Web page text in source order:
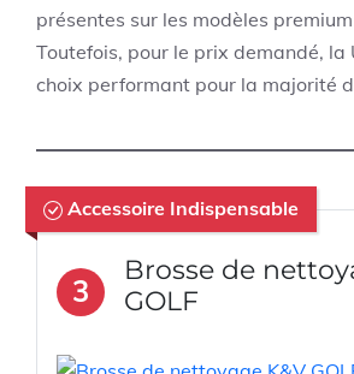
présentes sur les modèles
Toutefois, pour le prix demandé, la
choix performant pour la majorité
Accessoire Indispensable
3
Brosse de
GOLF